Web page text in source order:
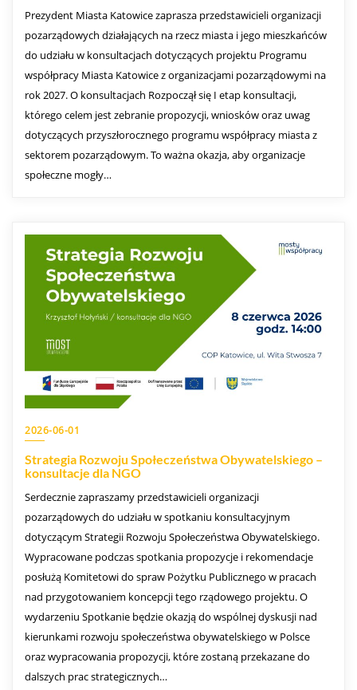
Prezydent Miasta Katowice zaprasza przedstawicieli organizacji
pozarządowych działających na rzecz miasta i jego mieszkańców
do udziału w konsultacjach dotyczących projektu Programu
współpracy Miasta Katowice z organizacjami pozarządowymi na
rok 2027. O konsultacjach Rozpoczął się I etap konsultacji,
którego celem jest zebranie propozycji, wniosków oraz uwag
dotyczących przyszłorocznego programu współpracy miasta z
sektorem pozarządowym. To ważna okazja, aby organizacje
społeczne mogły…
2026-06-01
Strategia Rozwoju Społeczeństwa Obywatelskiego –
konsultacje dla NGO
Serdecznie zapraszamy przedstawicieli organizacji
pozarządowych do udziału w spotkaniu konsultacyjnym
dotyczącym Strategii Rozwoju Społeczeństwa Obywatelskiego.
Wypracowane podczas spotkania propozycje i rekomendacje
posłużą Komitetowi do spraw Pożytku Publicznego w pracach
nad przygotowaniem koncepcji tego rządowego projektu. O
wydarzeniu Spotkanie będzie okazją do wspólnej dyskusji nad
kierunkami rozwoju społeczeństwa obywatelskiego w Polsce
oraz wypracowania propozycji, które zostaną przekazane do
dalszych prac strategicznych…